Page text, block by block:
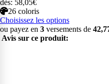
dès: 58,05€
26 coloris
Choisissez les options
ou payez en 3 versements de
Avis sur ce produit: